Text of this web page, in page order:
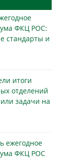
ФКЦ РОС:
стандарты и
итоги
отделений
задачи на
ежегодное
ФКЦ РОС